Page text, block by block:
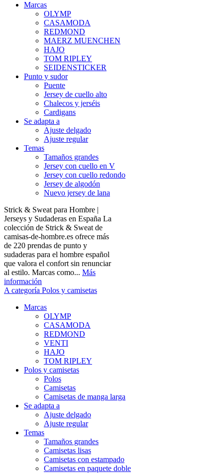
Marcas
OLYMP
CASAMODA
REDMOND
MAERZ MUENCHEN
HAJO
TOM RIPLEY
SEIDENSTICKER
Punto y sudor
Puente
Jersey de cuello alto
Chalecos y jerséis
Cardigans
Se adapta a
Ajuste delgado
Ajuste regular
Temas
Tamaños grandes
Jersey con cuello en V
Jersey con cuello redondo
Jersey de algodón
Nuevo jersey de lana
Strick & Sweat para Hombre |
Jerseys y Sudaderas en España La
colección de Strick & Sweat de
camisas-de-hombre.es ofrece más
de 220 prendas de punto y
sudaderas para el hombre español
que valora el confort sin renunciar
al estilo. Marcas como... Más
información
A categoría Polos y camisetas
Marcas
OLYMP
CASAMODA
REDMOND
VENTI
HAJO
TOM RIPLEY
Polos y camisetas
Polos
Camisetas
Camisetas de manga larga
Se adapta a
Ajuste delgado
Ajuste regular
Temas
Tamaños grandes
Camisetas lisas
Camisetas con estampado
Camisetas en paquete doble